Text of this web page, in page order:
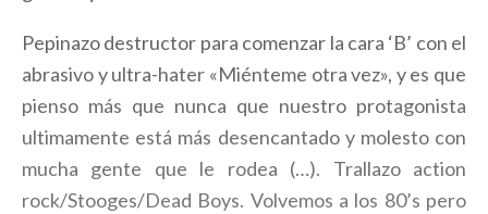
Pepinazo destructor para comenzar la cara ‘B’ con el
abrasivo y ultra-hater «Miénteme otra vez», y es que
pienso más que nunca que nuestro protagonista
ultimamente está más desencantado y molesto con
mucha gente que le rodea (…). Trallazo action
rock/Stooges/Dead Boys. Volvemos a los 80’s pero